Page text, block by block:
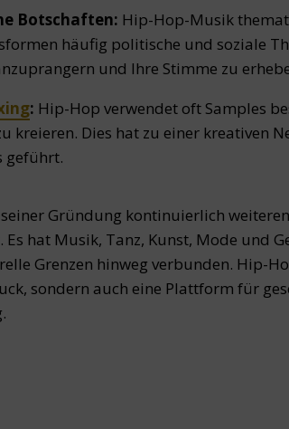
Botschaften: Hip-Hop-Musik
häufig politische und soziale
und Ihre Stimme zu
: Hip-Hop verwendet oft Samples
kreieren. Dies hat zu einer kreativen
geführt.
Gründung kontinuierlich
hat Musik, Tanz, Kunst, Mode und
Grenzen hinweg verbunden. Hip-
sondern auch eine Plattform für